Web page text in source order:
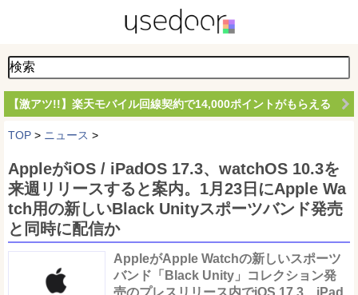
【激アツ!!】楽天モバイル回線契約で14,000ポイントがもらえる
TOP > ニュース >
AppleがiOS / iPadOS 17.3、watchOS 10.3を
来週リリースすると案内。1月23日にApple Wa
tch用の新しいBlack Unityスポーツバンド発売
と同時に配信か
AppleがApple Watchの新しいスポーツ
バンド「Black Unity」コレクション発
売のプレスリリース内でiOS 17.3、iPad